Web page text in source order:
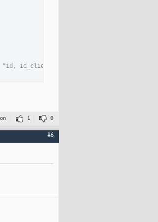
id_client, serial_number, status,
1 0
#6